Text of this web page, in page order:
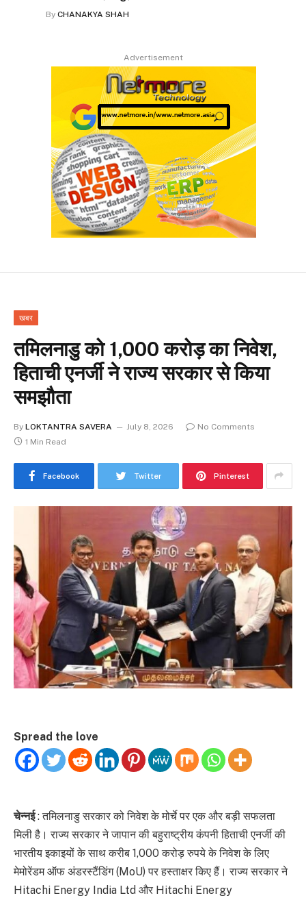
By CHANAKYA SHAH
Advertisement
खबर
तमिलनाडु को ₹1,000 करोड़ का निवेश,
हिताची एनर्जी ने राज्य सरकार से किया
समझौता
By LOKTANTRA SAVERA July 8, 2026
No Comments
1 Min Read
Facebook Twitter Pinterest
Spread the love
चेन्नई: तमिलनाडु सरकार को निवेश के मोर्चे पर एक और बड़ी सफलता
मिली है। राज्य सरकार ने जापान की बहुराष्ट्रीय कंपनी हिताची एनर्जी की
भारतीय इकाइयों के साथ करीब 1,000 करोड़ रुपये के निवेश के लिए
मेमोरेंडम ऑफ अंडरस्टैंडिंग (MoU) पर हस्ताक्षर किए हैं। राज्य सरकार ने
Hitachi Energy India Ltd और Hitachi Energy